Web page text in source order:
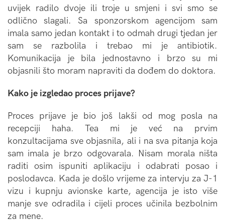
uvijek radilo dvoje ili troje u smjeni i svi smo se
odlično slagali. Sa sponzorskom agencijom sam
imala samo jedan kontakt i to odmah drugi tjedan jer
sam se razbolila i trebao mi je antibiotik.
Komunikacija je bila jednostavno i brzo su mi
objasnili što moram napraviti da dođem do doktora.
Kako je izgledao proces prijave?
Proces prijave je bio još lakši od mog posla na
recepciji haha. Tea mi je već na prvim
konzultacijama sve objasnila, ali i na sva pitanja koja
sam imala je brzo odgovarala. Nisam morala ništa
raditi osim ispuniti aplikaciju i odabrati posao i
poslodavca. Kada je došlo vrijeme za intervju za J-1
vizu i kupnju avionske karte, agencija je isto više
manje sve odradila i cijeli proces učinila bezbolnim
za mene.